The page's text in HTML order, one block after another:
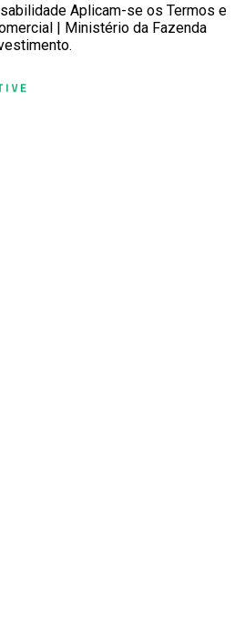
Aplicam-se os Termos e
| Ministério da Fazenda